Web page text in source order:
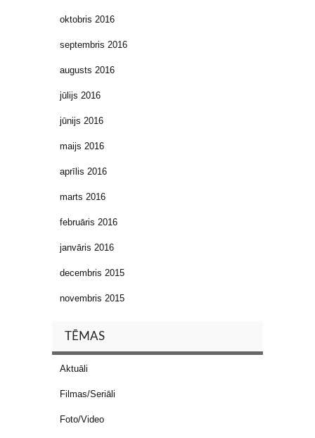
oktobris 2016
septembris 2016
augusts 2016
jūlijs 2016
jūnijs 2016
maijs 2016
aprīlis 2016
marts 2016
februāris 2016
janvāris 2016
decembris 2015
novembris 2015
TĒMAS
Aktuāli
Filmas/Seriāli
Foto/Video